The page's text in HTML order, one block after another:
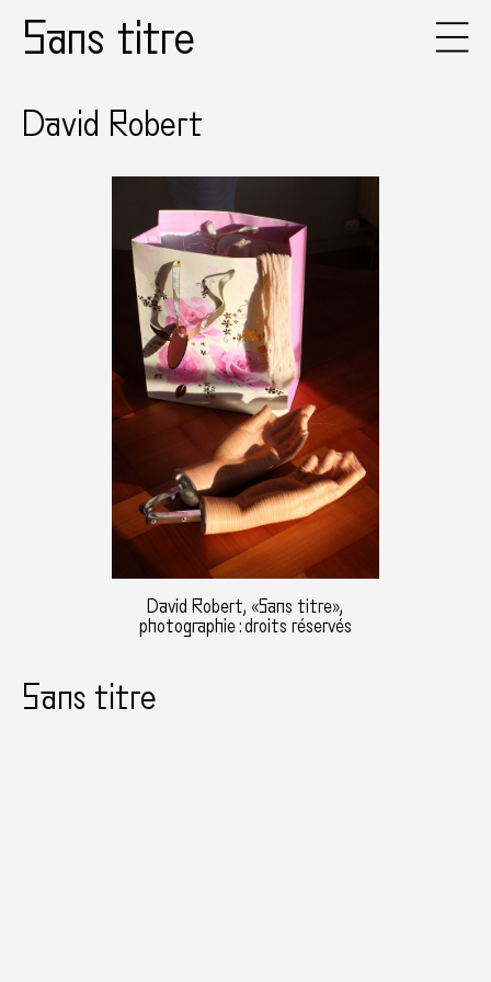
Sans titre
David Robert
David Robert, «Sans titre»,
photographie : droits réservés
Sans titre